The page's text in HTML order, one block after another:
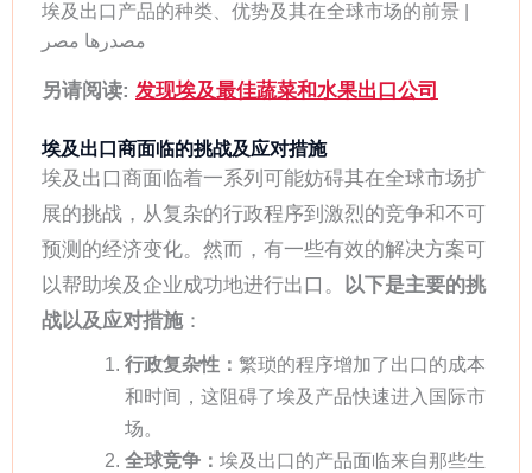
埃及出口产品的种类、优势及其在全球市场的前景 |
مصدرها مصر
另请阅读: 发现埃及最佳蔬菜和水果出口公司
埃及出口商面临的挑战及应对措施
埃及出口商面临着一系列可能妨碍其在全球市场扩
展的挑战，从复杂的行政程序到激烈的竞争和不可
预测的经济变化。然而，有一些有效的解决方案可
以帮助埃及企业成功地进行出口。
以下是主要的挑
战以及应对措施：
行政复杂性： 繁琐的程序增加了出口的成本
和时间，这阻碍了埃及产品快速进入国际市
场。
全球竞争： 埃及出口的产品面临来自那些生